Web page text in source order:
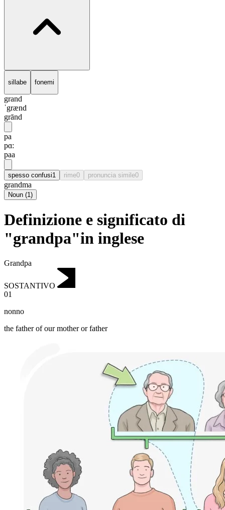
sillabe fonemi
grand
ˈgrænd
grānd
pa
pɑ:
paa
spesso confusi1 rime0 pronuncia simile0
grandma
Noun (1)
Definizione e significato di
"grandpa"in inglese
Grandpa
SOSTANTIVO
01
nonno
the father of our mother or father